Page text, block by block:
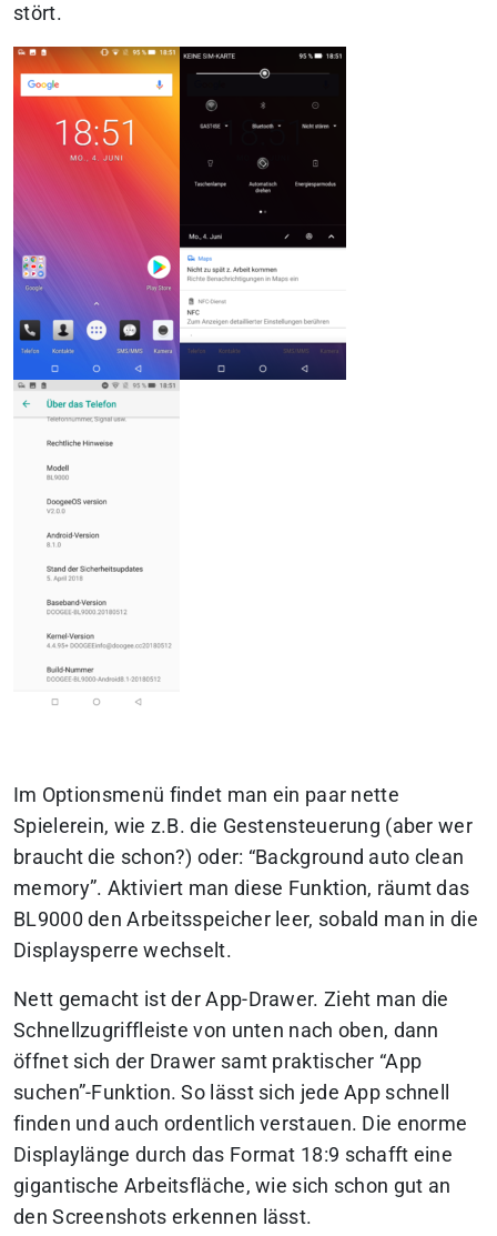
stört.
Im Optionsmenü findet man ein paar nette
Spielerein, wie z.B. die Gestensteuerung (aber wer
braucht die schon?) oder: “Background auto clean
memory”. Aktiviert man diese Funktion, räumt das
BL9000 den Arbeitsspeicher leer, sobald man in die
Displaysperre wechselt.
Nett gemacht ist der App-Drawer. Zieht man die
Schnellzugriffleiste von unten nach oben, dann
öffnet sich der Drawer samt praktischer “App
suchen”-Funktion. So lässt sich jede App schnell
finden und auch ordentlich verstauen. Die enorme
Displaylänge durch das Format 18:9 schafft eine
gigantische Arbeitsfläche, wie sich schon gut an
den Screenshots erkennen lässt.